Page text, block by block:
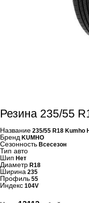
Резина 235/55
Название 235/55 R18 Kumho
Бренд KUMHO
Сезонность Всесезон
Тип авто
Шип Нет
Диаметр R18
Ширина 235
Профиль 55
Индекс 104V